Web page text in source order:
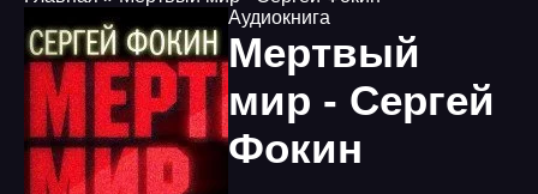
Аудиокнига
Мертвый
мир - Сергей
Фокин